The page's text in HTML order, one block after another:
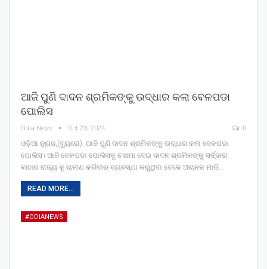
ଆଜି ପୁଣି ଦାଦନ ଶ୍ରମିକଙ୍କୁ ଉଦ୍ଧାର କଲା ବେଳପଡା
ପୋଲିସ
Odia News Oct 23, 2024 0
ଓଡ଼ିଆ ନ୍ୟୁଜ,(ବ୍ୟୁରୋ): ଆଜି ପୁଣି ଦାଦନ ଶ୍ରମିକଙ୍କୁ ଉଦ୍ଧାର କଲା ବେଳପଡା
ପୋଲିସ। ଆଜି ବେଳପଡା ପୋଲିସକୁ ଚଖମା ଦେଇ ଦାଦନ ଶ୍ରମିକଙ୍କୁ ସର୍ଦ୍ଦାର
ବାହାର ରାଜ୍ୟ କୁ ଚାଲାଣ କରିବାର ବ୍ୟବସ୍ଥା କରୁଥିବା ବେଳେ ଅଚାନକ ମାଡି…
READ MORE...
#ODIANEWS